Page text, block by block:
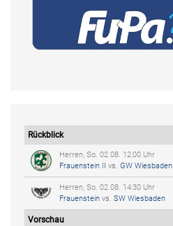
Rückblick
Herren, So. 02.08. 12:00 Uhr
Frauenstein II vs. GW Wiesbaden
Herren, So. 02.08. 14:30 Uhr
Frauenstein vs. SW Wiesbaden
Vorschau